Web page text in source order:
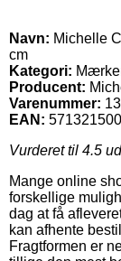
Navn: Michelle
cm
Kategori:
Producent:
Varenummer:
EAN:
Vurderet til 4.5
Mange online
forskellige
dag at få
kan afhente
Fragtformen er